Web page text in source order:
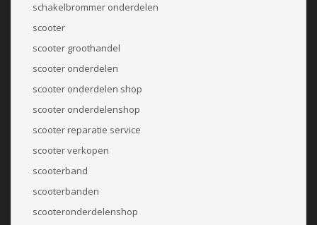
schakelbrommer onderdelen
scooter
scooter groothandel
scooter onderdelen
scooter onderdelen shop
scooter onderdelenshop
scooter reparatie service
scooter verkopen
scooterband
scooterbanden
scooteronderdelenshop